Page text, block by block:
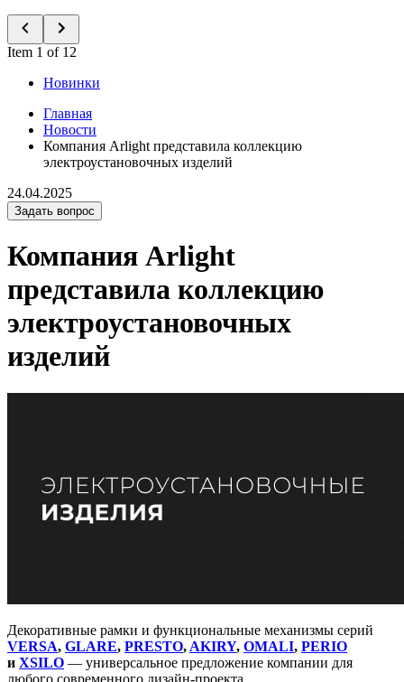
Item 1 of 12
Новинки
Главная
Новости
Компания Arlight представила коллекцию
электроустановочных изделий
24.04.2025
Задать вопрос
Компания Arlight
представила коллекцию
электроустановочных
изделий
Декоративные рамки и функциональные механизмы серий
VERSA, GLARE, PRESTO, AKIRY, OMALI, PERIO
и XSILO — универсальное предложение компании для
любого современного дизайн-проекта.